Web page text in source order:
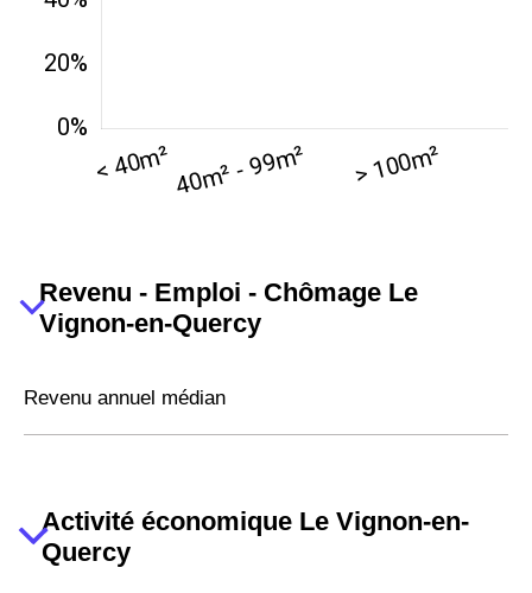
Revenu - Emploi - Chômage Le
Vignon-en-Quercy
Revenu annuel médian
Activité économique Le Vignon-en-
Quercy